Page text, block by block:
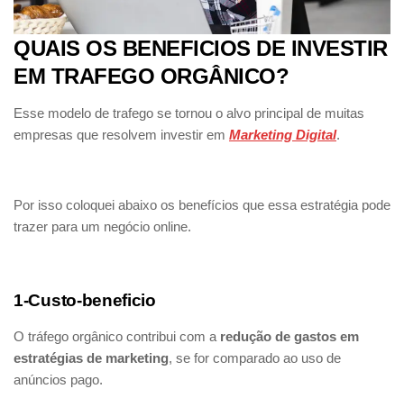
QUAIS OS BENEFICIOS DE INVESTIR
EM TRAFEGO ORGÂNICO?
Esse modelo de trafego se tornou o alvo principal de muitas
empresas que resolvem investir em Marketing Digital.
Por isso coloquei abaixo os benefícios que essa estratégia pode
trazer para um negócio online.
1-Custo-beneficio
O tráfego orgânico contribui com a redução de gastos em
estratégias de marketing, se for comparado ao uso de
anúncios pago.